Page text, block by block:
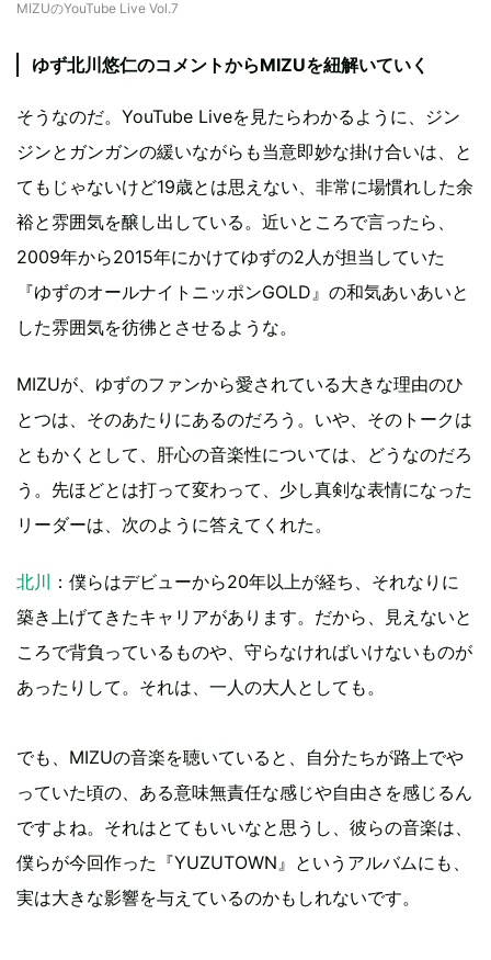
MIZUのYouTube Live Vol.7
ゆず北川悠仁のコメントからMIZUを紐解いていく
そうなのだ。YouTube Liveを見たらわかるように、ジン
ジンとガンガンの緩いながらも当意即妙な掛け合いは、と
てもじゃないけど19歳とは思えない、非常に場慣れした余
裕と雰囲気を醸し出している。近いところで言ったら、
2009年から2015年にかけてゆずの2人が担当していた
『ゆずのオールナイトニッポンGOLD』の和気あいあいと
した雰囲気を彷彿とさせるような。
MIZUが、ゆずのファンから愛されている大きな理由のひ
とつは、そのあたりにあるのだろう。いや、そのトークは
ともかくとして、肝心の音楽性については、どうなのだろ
う。先ほどとは打って変わって、少し真剣な表情になった
リーダーは、次のように答えてくれた。
北川
：僕らはデビューから20年以上が経ち、それなりに
築き上げてきたキャリアがあります。だから、見えないと
ころで背負っているものや、守らなければいけないものが
あったりして。それは、一人の大人としても。
でも、MIZUの音楽を聴いていると、自分たちが路上でや
っていた頃の、ある意味無責任な感じや自由さを感じるん
ですよね。それはとてもいいなと思うし、彼らの音楽は、
僕らが今回作った『YUZUTOWN』というアルバムにも、
実は大きな影響を与えているのかもしれないです。